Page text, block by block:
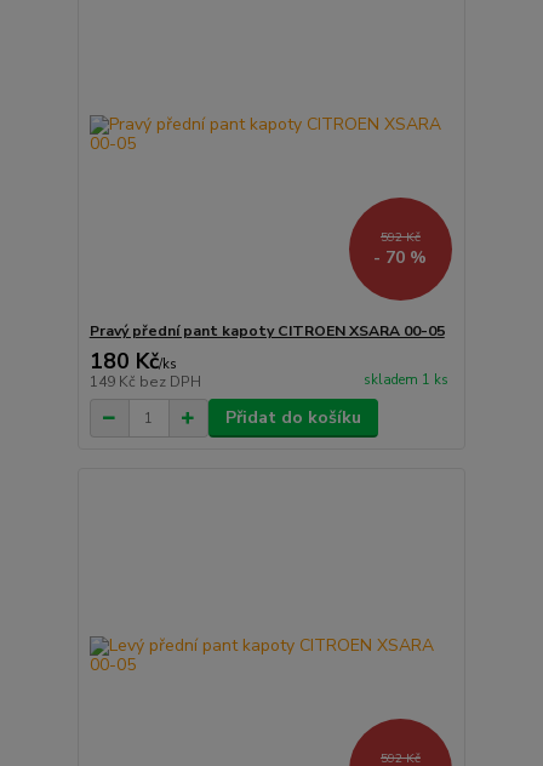
592 Kč
- 70 %
Pravý přední pant kapoty CITROEN XSARA 00-05
180 Kč/ks
149 Kč bez DPH skladem 1 ks
Přidat do košíku
592 Kč